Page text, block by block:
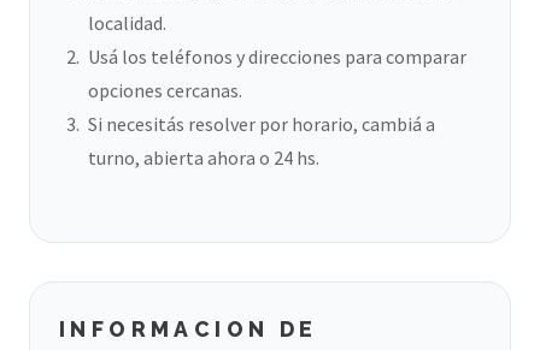
localidad.
Usá los teléfonos y direcciones para comparar
opciones cercanas.
Si necesitás resolver por horario, cambiá a
turno, abierta ahora o 24 hs.
INFORMACION DE